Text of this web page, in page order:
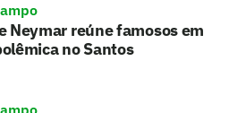
Neymar reúne famosos em
no Santos